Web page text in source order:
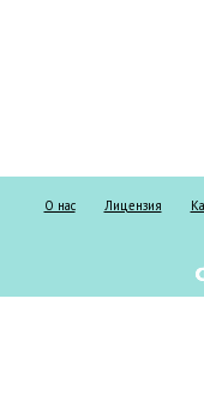
О нас Лицензия